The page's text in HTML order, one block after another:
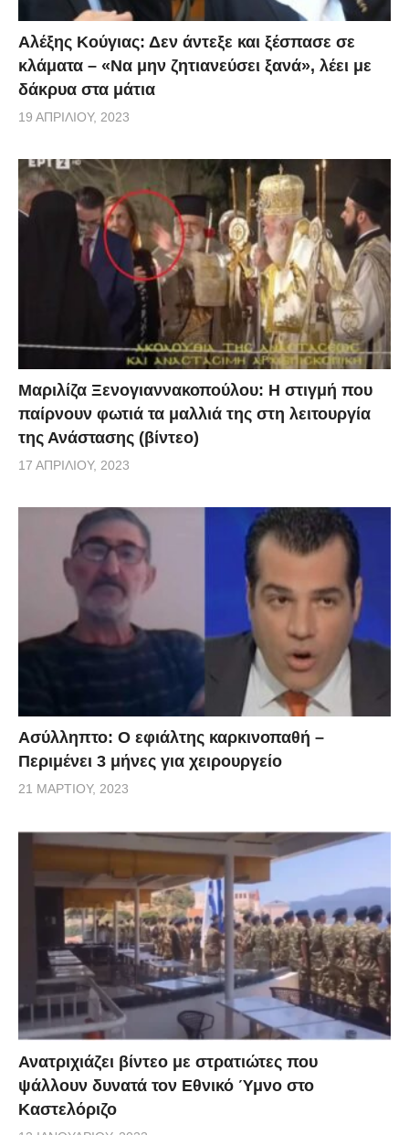
Αλέξης Κούγιας: Δεν άντεξε και ξέσπασε σε
κλάματα – «Να μην ζητιανεύσει ξανά», λέει με
δάκρυα στα μάτια
19 ΑΠΡΙΛΊΟΥ, 2023
Μαριλίζα Ξενογιαννακοπούλου: Η στιγμή που
παίρνουν φωτιά τα μαλλιά της στη λειτουργία
της Ανάστασης (βίντεο)
17 ΑΠΡΙΛΊΟΥ, 2023
Ασύλληπτο: Ο εφιάλτης καρκινοπαθή –
Περιμένει 3 μήνες για χειρουργείο
21 ΜΑΡΤΊΟΥ, 2023
Ανατριχιάζει βίντεο με στρατιώτες που
ψάλλουν δυνατά τον Εθνικό Ύμνο στο
Καστελόριζο